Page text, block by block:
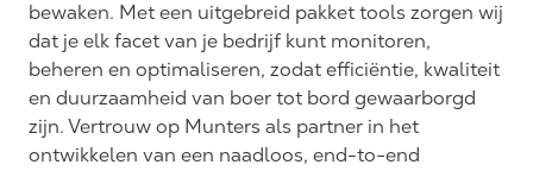
bewaken. Met een uitgebreid pakket tools zorgen wij
dat je elk facet van je bedrijf kunt monitoren,
beheren en optimaliseren, zodat efficiëntie, kwaliteit
en duurzaamheid van boer tot bord gewaarborgd
zijn. Vertrouw op Munters als partner in het
ontwikkelen van een naadloos, end-to-end